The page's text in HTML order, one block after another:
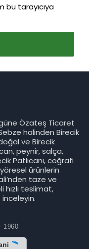
tarayıcıya
güne Özateş Ticaret
halinden Birecik
ve Birecik
peynir, salça,
Patlıcanı, coğrafi
ürünlerin
taze ve
teslimat,
1960